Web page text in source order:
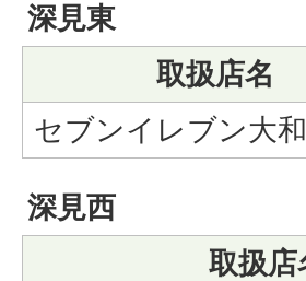
深見東
取扱店名
セブンイレブン大
深見西
取扱店